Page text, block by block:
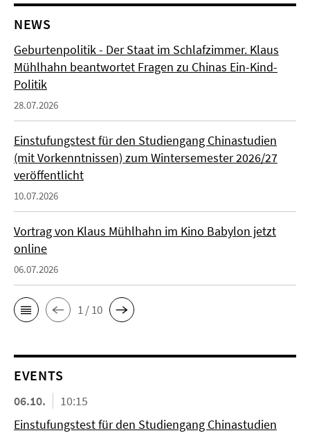
NEWS
Geburtenpolitik - Der Staat im Schlafzimmer. Klaus
Mühlhahn beantwortet Fragen zu Chinas Ein-Kind-
Politik
28.07.2026
Einstufungstest für den Studiengang Chinastudien
(mit Vorkenntnissen) zum Wintersemester 2026/27
veröffentlicht
10.07.2026
Vortrag von Klaus Mühlhahn im Kino Babylon jetzt
online
06.07.2026
1 / 10
EVENTS
06.10.
10:15
Einstufungstest für den Studiengang Chinastudien